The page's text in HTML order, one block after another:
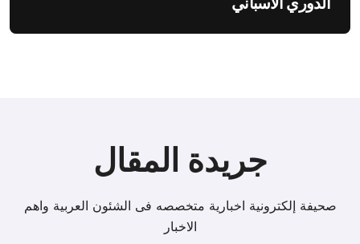
جريدة المقال
صحيفة إلكترونية اخبارية متخصصه فى الشئون العربية واهم
الاخبار